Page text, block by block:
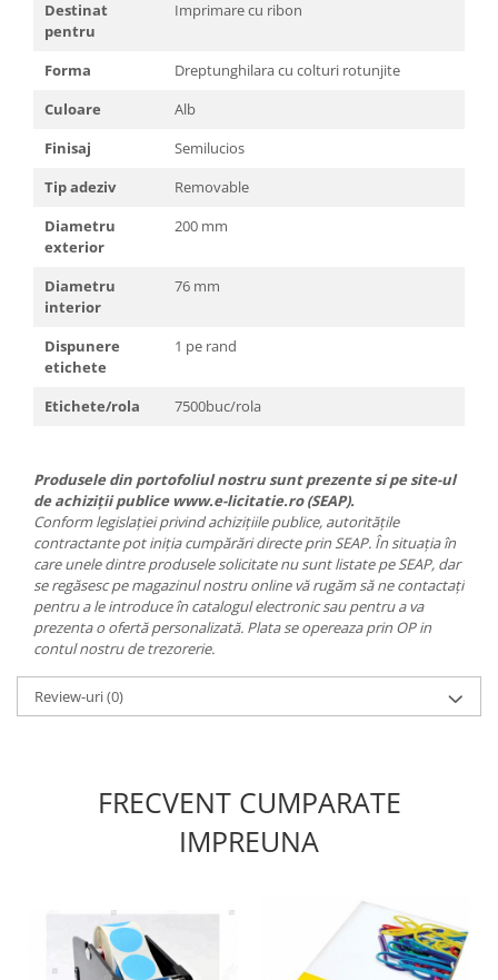
Destinat
pentru
Imprimare cu ribon
Forma
Dreptunghilara cu colturi rotunjite
Culoare
Alb
Finisaj
Semilucios
Tip adeziv
Removable
Diametru
exterior
200 mm
Diametru
interior
76 mm
Dispunere
etichete
1 pe rand
Etichete/rola 7500buc/rola
Produsele din portofoliul nostru sunt prezente si pe site-ul
de achiziții publice www.e-licitatie.ro (SEAP).
Conform legislației privind achizițiile publice, autoritățile
contractante pot iniția cumpărări directe prin SEAP. În situația în
care unele dintre produsele solicitate nu sunt listate pe SEAP, dar
se regăsesc pe magazinul nostru online vă rugăm să ne contactați
pentru a le introduce în catalogul electronic sau pentru a va
prezenta o ofertă personalizată. Plata se opereaza prin OP in
contul nostru de trezorerie.
Review-uri(0)
FRECVENT CUMPARATE
IMPREUNA